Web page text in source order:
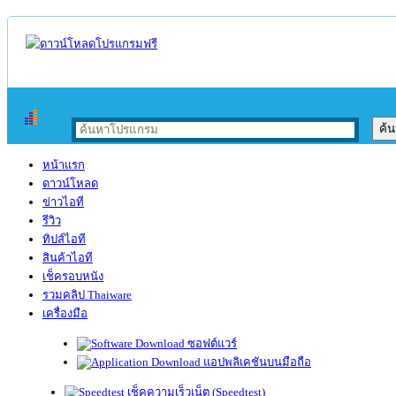
หน้าแรก
ดาวน์โหลด
ข่าวไอที
รีวิว
ทิปส์ไอที
สินค้าไอที
เช็ครอบหนัง
รวมคลิป Thaiware
เครื่องมือ
ซอฟต์แวร์
แอปพลิเคชันบนมือถือ
เช็คความเร็วเน็ต (Speedtest)